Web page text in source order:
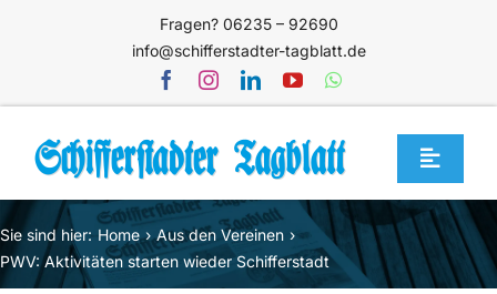
Fragen? 06235 – 92690
info@schifferstadter-tagblatt.de
Toggle
Home
Themen
Sie sind hier: Home
Aus den Vereinen
PWV: Aktivitäten starten wieder Schifferstadt